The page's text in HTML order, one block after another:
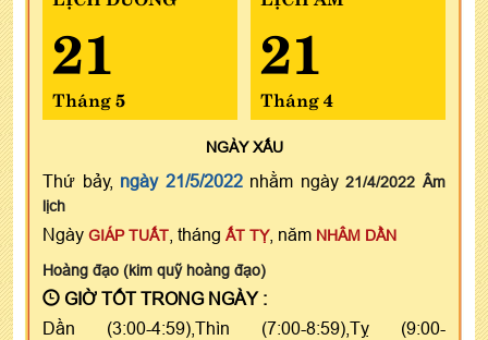
21
Tháng 5
21
Tháng 4
NGÀYXẤU
Thứ bảy, ngày 21/5/2022nhằm ngày21/4/2022 Âm
lịch
Ngày GIÁP TUẤT , tháng ẤT TỴ, năm NHÂM DẦN
Hoàng đạo (kim quỹ hoàng đạo)
GIỜ TỐT TRONG NGÀY :
Dần (3:00-4:59),Thìn (7:00-8:59),Tỵ (9:00-